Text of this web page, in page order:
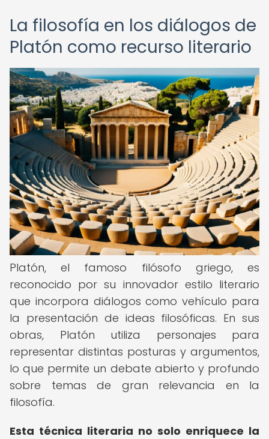
La filosofía en los diálogos de
Platón como recurso literario
Platón, el famoso filósofo griego, es
reconocido por su innovador estilo literario
que incorpora diálogos como vehículo para
la presentación de ideas filosóficas. En sus
obras, Platón utiliza personajes para
representar distintas posturas y argumentos,
lo que permite un debate abierto y profundo
sobre temas de gran relevancia en la
filosofía.
Esta técnica literaria no solo enriquece la